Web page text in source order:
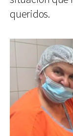
queridos.